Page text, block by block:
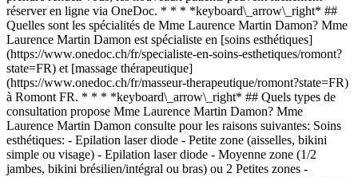
réserver en ligne via OneDoc. * * * *keyboard\_arrow\_right* ##
Quelles sont les spécialités de Mme Laurence Martin Damon? Mme
Laurence Martin Damon est spécialiste en [soins esthétiques]
(https://www.onedoc.ch/fr/specialiste-en-soins-esthetiques/romont?
state=FR) et [massage thérapeutique]
(https://www.onedoc.ch/fr/masseur-therapeutique/romont?state=FR)
à Romont FR. * * * *keyboard\_arrow\_right* ## Quels types de
consultation propose Mme Laurence Martin Damon? Mme
Laurence Martin Damon consulte pour les raisons suivantes: Soins
esthétiques: - Epilation laser diode - Petite zone (aisselles, bikini
simple ou visage) - Epilation laser diode - Moyenne zone (1/2
jambes, bikini brésilien/intégral ou bras) ou 2 Petites zones -